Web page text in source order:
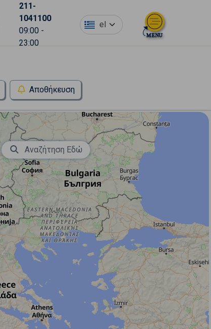
211-
1041100
09:00 -
23:00
el
Αποθήκευση
Αναζήτηση Εδώ